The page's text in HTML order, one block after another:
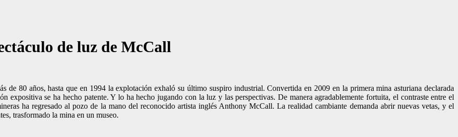
de luz de McCall
de 80 años, hasta que en 1994 la explotación exhaló su último suspiro industrial. Convertida en 2009 en la primera mina asturiana declarada
expositiva se ha hecho patente. Y lo ha hecho jugando con la luz y las perspectivas. De manera agradablemente fortuita, el contraste entre el
ha regresado al pozo de la mano del reconocido artista inglés Anthony McCall. La realidad cambiante demanda abrir nuevas vetas, y el
trasformado la mina en un museo.